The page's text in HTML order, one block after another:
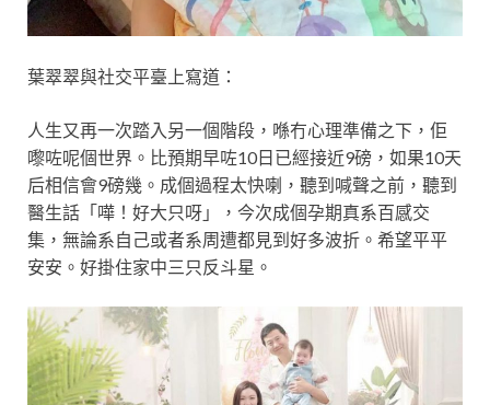
葉翠翠與社交平臺上寫道：
人生又再一次踏入另一個階段，喺冇心理準備之下，佢
嚟咗呢個世界。比預期早咗10日已經接近9磅，如果10天
后相信會9磅幾。成個過程太快喇，聽到喊聲之前，聽到
醫生話「嘩！好大只呀」，今次成個孕期真系百感交
集，無論系自己或者系周遭都見到好多波折。希望平平
安安。好掛住家中三只反斗星。